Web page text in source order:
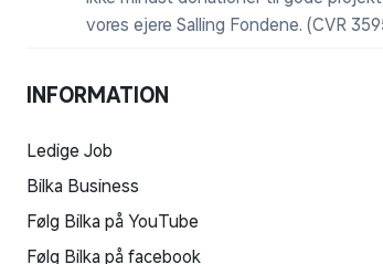
vores ejere Salling Fondene. (CVR
INFORMATION
Ledige Job
Bilka Business
Følg Bilka på YouTube
Følg Bilka på facebook